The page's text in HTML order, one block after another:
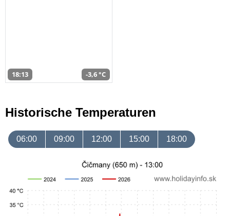
18:13 -3,6 °C
Historische Temperaturen
06:00 09:00 12:00 15:00 18:00